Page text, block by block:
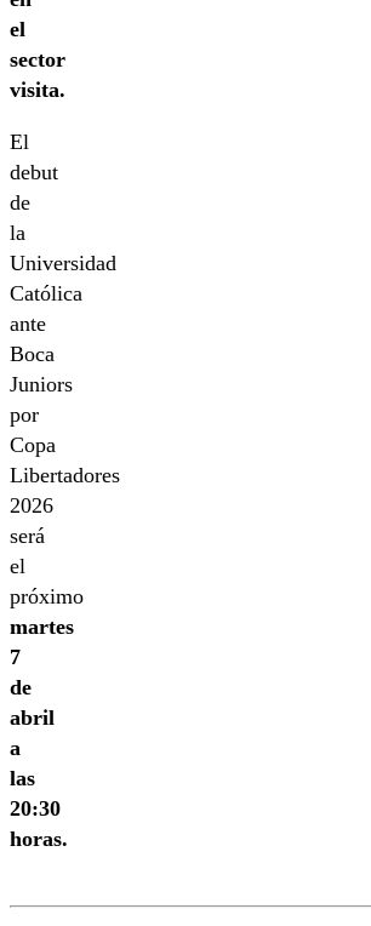
el
sector
visita.
El
debut
de
la
Universidad
Católica
ante
Boca
Juniors
por
Copa
Libertadores
2026
será
el
próximo
martes
7
de
abril
a
las
20:30
horas.